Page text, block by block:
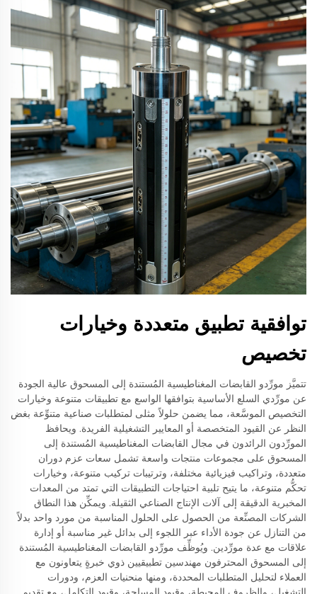
توافقية تطبيق متعددة وخيارات
تخصيص
تتميَّز مورِّدو القابضات المغناطيسية المُستندة إلى المسحوق عالية الجودة
عن مورِّدي السلع الأساسية بتوافقها الواسع مع تطبيقات متنوعة وخيارات
التخصيص الموسَّعة، مما يضمن حلولاً مثلى لمتطلبات صناعية متنوِّعة بغض
النظر عن القيود المتخصصة أو المعايير التشغيلية الفريدة. ويحافظ
المورِّدون الرائدون في مجال القابضات المغناطيسية المُستندة إلى
المسحوق على مجموعات منتجات واسعة تشمل سعات عزم دوران
متعددة، وتراكيب فيزيائية مختلفة، وترتيبات تركيب متنوعة، وخيارات
تحكُّم متنوعة، ما يتيح تلبية احتياجات التطبيقات التي تمتد من المعدات
المخبرية الدقيقة إلى آلات الإنتاج الصناعي الثقيلة. ويمكِّن هذا النطاق
الشركات المصنِّعة من الحصول على الحلول المناسبة من مورد واحد بدلاً
من التنازل عن جودة الأداء عبر اللجوء إلى بدائل غير مناسبة أو إدارة
علاقات مع عدة مورِّدين. ويُوظِّف مورِّدو القابضات المغناطيسية المُستندة
إلى المسحوق المحترفون مهندسين تطبيقيين ذوي خبرةٍ يتعاونون مع
العملاء لتحليل المتطلبات المحددة، ومنها منحنيات العزم، ودورات